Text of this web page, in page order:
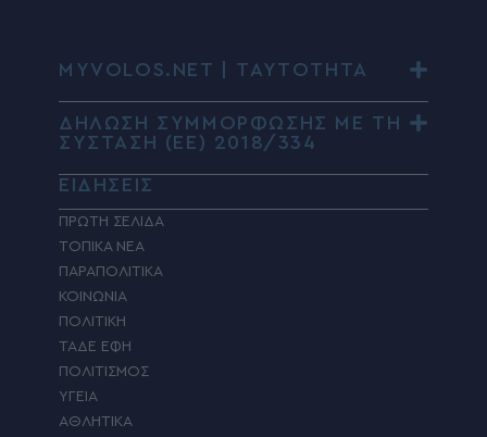
MYVOLOS.NET | ΤΑΥΤΟΤΗΤΑ
ΔΗΛΩΣΗ ΣΥΜΜΟΡΦΩΣΗΣ ΜΕ ΤΗ
ΣΥΣΤΑΣΗ (ΕΕ) 2018/334
ΕΙΔΗΣΕΙΣ
ΠΡΩΤΗ ΣΕΛΙΔΑ
ΤΟΠΙΚΑ ΝΕΑ
ΠΑΡΑΠΟΛΙΤΙΚΑ
ΚΟΙΝΩΝΙΑ
ΠΟΛΙΤΙΚΗ
ΤΑΔΕ ΕΦΗ
ΠΟΛΙΤΙΣΜΟΣ
ΥΓΕΙΑ
ΑΘΛΗΤΙΚΑ